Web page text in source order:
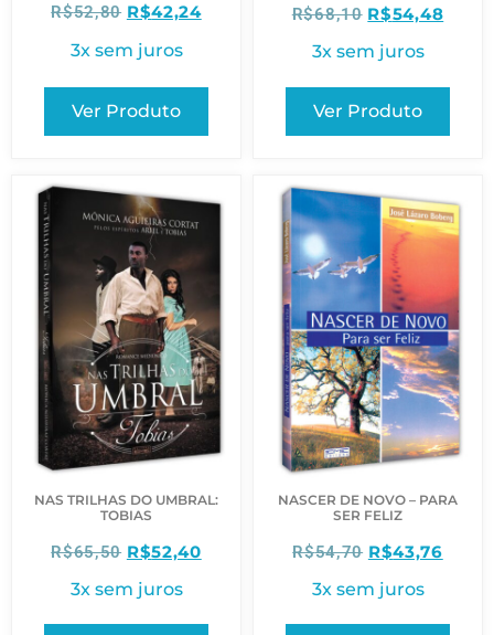
R$52,80 R$42,24
3x sem juros
Ver Produto
R$68,10 R$54,48
3x sem juros
Ver Produto
NAS TRILHAS DO UMBRAL:
TOBIAS
R$65,50 R$52,40
3x sem juros
NASCER DE NOVO – PARA
SER FELIZ
R$54,70 R$43,76
3x sem juros